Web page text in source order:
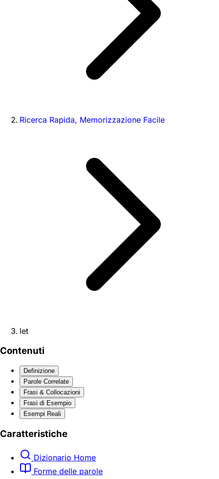
Ricerca Rapida, Memorizzazione Facile
let
Contenuti
Definizione
Parole Correlate
Frasi & Collocazioni
Frasi di Esempio
Esempi Reali
Caratteristiche
Dizionario Home
Forme delle parole